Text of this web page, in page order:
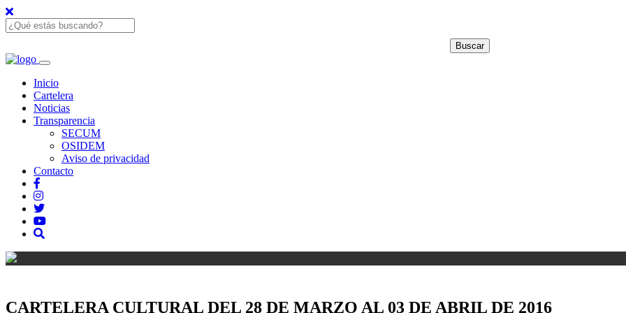
Inicio
Cartelera
Noticias
Transparencia
SECUM
OSIDEM
Aviso de privacidad
Contacto
CARTELERA CULTURAL DEL 28 DE MARZO AL 03 DE ABRIL DE 2016